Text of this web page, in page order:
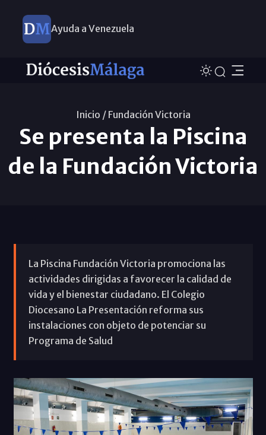
Ayuda a Venezuela
Inicio / Fundación Victoria
Se presenta la Piscina
de la Fundación Victoria
La Piscina Fundación Victoria promociona las
actividades dirigidas a favorecer la calidad de
vida y el bienestar ciudadano. El Colegio
Diocesano La Presentación reforma sus
instalaciones con objeto de potenciar su
Programa de Salud